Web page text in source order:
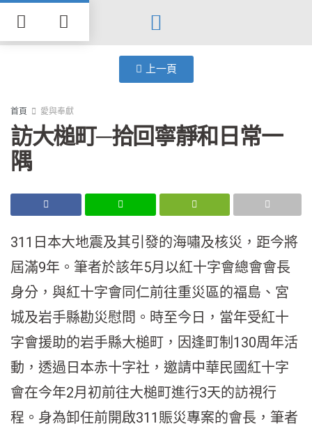
上一頁
首頁 愛與奉獻
訪大槌町─拾回寧靜和日常一
隅
311日本大地震及其引發的海嘯及核災，距今將
屆滿9年。筆者於該年5月以紅十字會總會會長
身分，與紅十字會同仁前往重災區的福島、宮
城及岩手縣勘災慰問。時至今日，當年受紅十
字會援助的岩手縣大槌町，因逢町制130周年活
動，透過日本赤十字社，邀請中華民國紅十字
會在今年2月初前往大槌町進行3天的訪視行
程。身為卸任前開啟311賑災專案的會長，筆者